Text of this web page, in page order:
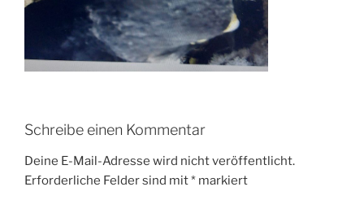
Schreibe einen Kommentar
Deine E-Mail-Adresse wird nicht veröffentlicht.
Erforderliche Felder sind mit* markiert